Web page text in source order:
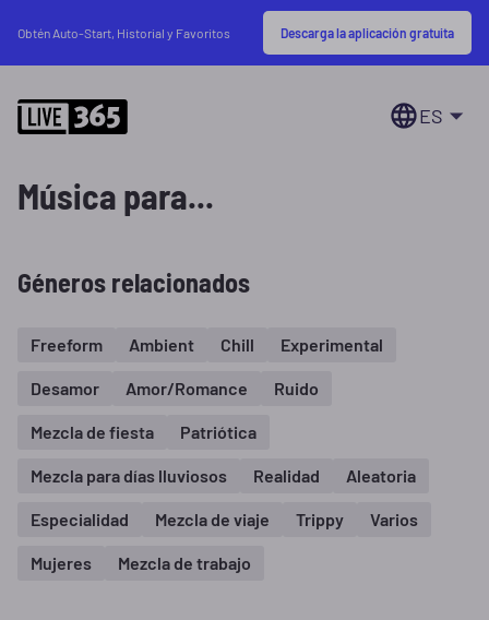
Obtén Auto-Start, Historial y Favoritos Descarga la aplicación gratuita
ES
Música para...
Géneros relacionados
Freeform Ambient Chill Experimental
Desamor Amor/Romance Ruido
Mezcla de fiesta Patriótica
Mezcla para días lluviosos Realidad Aleatoria
Especialidad Mezcla de viaje Trippy Varios
Mujeres Mezcla de trabajo